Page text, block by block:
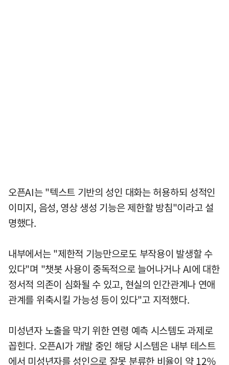
오픈AI는 "텍스트 기반의 성인 대화는 허용하되 성적인
이미지, 음성, 영상 생성 기능은 제한할 방침"이라고 설
명했다.
내부에서는 "제한적 기능만으로도 부작용이 발생할 수
있다"며 "챗봇 사용이 중독적으로 늘어나거나 AI에 대한
정서적 의존이 심화될 수 있고, 현실의 인간관계나 연애
관계를 위축시킬 가능성 등이 있다"고 지적했다.
미성년자 노출을 막기 위한 연령 예측 시스템도 과제로
꼽힌다. 오픈AI가 개발 중인 해당 시스템은 내부 테스트
에서 미성년자를 성인으로 잘못 분류한 비율이 약 12％